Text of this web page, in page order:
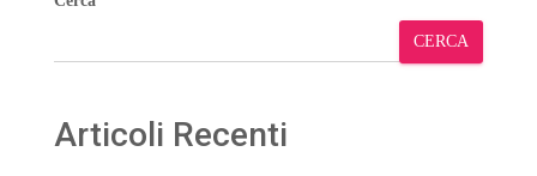
CERCA
Articoli Recenti